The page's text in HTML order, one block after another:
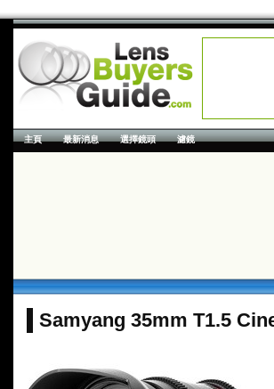
主頁 最新消息 選擇鏡頭 濾鏡
Samyang 35mm T1.5